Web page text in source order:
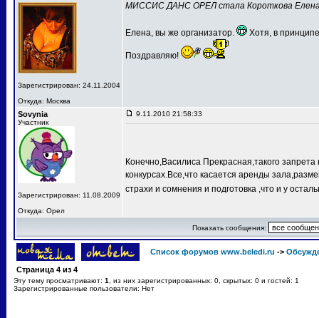
Зарегистрирован: 24.11.2004
Откуда: Москва
МИССИС ДАНС ОРЕЛ стала Короткова
Елена, вы же организатор. Хотя, в
Поздравляю!
Sovynia
Участник
Зарегистрирован: 11.08.2009
Откуда: Орел
9.11.2010 21:58:33
Конечно,Василиса Прекрасная,такого
конкурсах.Все,что касается аренды
страхи и сомнения и подготовка ,что и у
Показать сообщения:
Список форумов www.beledi.ru ->
Страница 4 из 4
Эту тему просматривают: 1
, из них зарегистрированных: 0, скрытых: 0 и гостей: 1
Зарегистрированные пользователи: Нет